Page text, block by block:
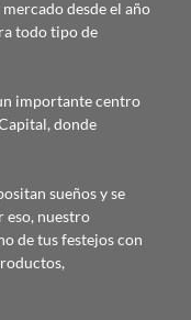
desde el año
todo tipo de
importante centro
donde
sueños y se
eso, nuestro
de tus festejos con